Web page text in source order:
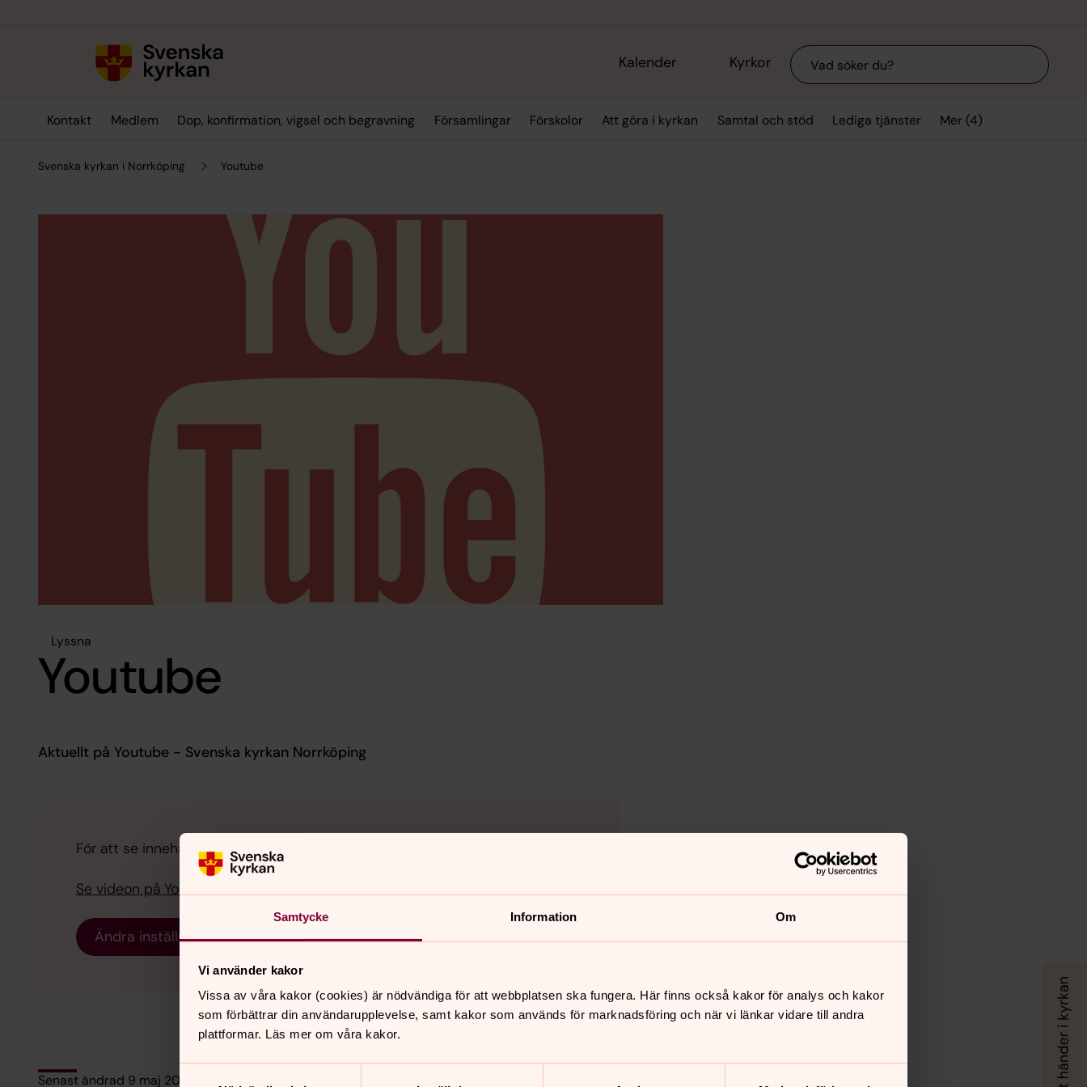
Samtycke Information Om
Vi använder kakor
Vissa av våra kakor (cookies) är nödvändiga för att webbplatsen ska fungera. Här finns också kakor för analys och kakor
som förbättrar din användarupplevelse, samt kakor som används för marknadsföring och när vi länkar vidare till andra
plattformar. Läs mer om våra kakor.
Kalender Kyrkor Sök
Kontakt Medlem Dop, konfirmation, vigsel och begravning Församlingar Förskolor Att göra i kyrkan Samtal och stöd Lediga tjänster Mer (4)
Svenska kyrkan i Norrköping Youtube
Lyssna
Youtube
Aktuellt på Youtube - Svenska kyrkan Norrköping
För att se innehållet behöver du acceptera kakor för marknadsföring.
Se videon på YouTube i stället.
Ändra inställningar
Senast ändrad 9 maj 2018